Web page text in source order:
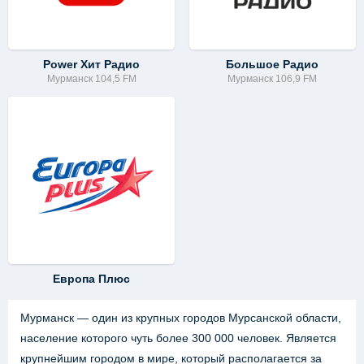
Power Хит Радио
Мурманск 104,5 FM
Большое Радио
Мурманск 106,9 FM
Европа Плюс
Мурманск — один из крупных городов Мурсанской области,
население которого чуть более 300 000 человек. Является
крупнейшим городом в мире, который располагается за